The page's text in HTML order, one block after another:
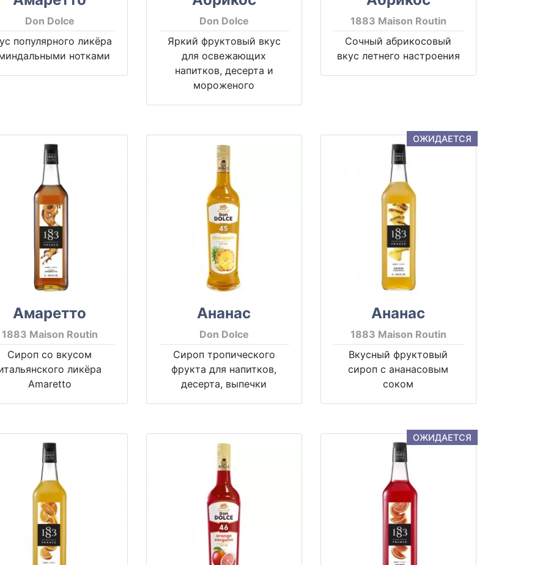
Don Dolce
популярного ликёра
нотками
Don Dolce
Яркий фруктовый вкус
для освежающих
напитков, десерта и
мороженого
1883 Maison Routin
Сочный абрикосовый
вкус летнего настроения
Амаретто
1883 Maison Routin
Сироп со вкусом
ликёра
Amaretto
Ананас
Don Dolce
Сироп тропического
фрукта для напитков,
десерта, выпечки
ОЖИДАЕТСЯ
Ананас
1883 Maison Routin
Вкусный фруктовый
сироп с ананасовым
соком
ОЖИДАЕТСЯ